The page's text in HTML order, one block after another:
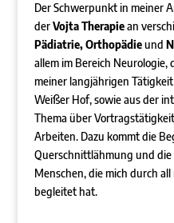
Der Schwerpunkt in meiner
derVojta Therapiean
Pädiatrie, Orthopädieund
allem im Bereich Neurologie,
meiner langjährigen
Weißer Hof, sowie aus der
Thema über
Arbeiten. Dazu kommt die
Querschnittlähmung und
Menschen, die mich durch
begleitet hat.